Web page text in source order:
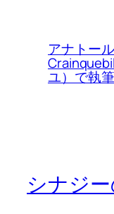
アナトー
ユ）で執
シナジ